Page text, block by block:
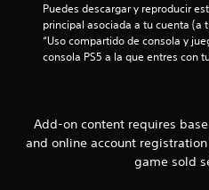
Puedes descargar y reproducir
principal asociada a tu cuenta (a
“Uso compartido de consola y
consola PS5 a la que entres con
Add-on content requires
and online account
game sold